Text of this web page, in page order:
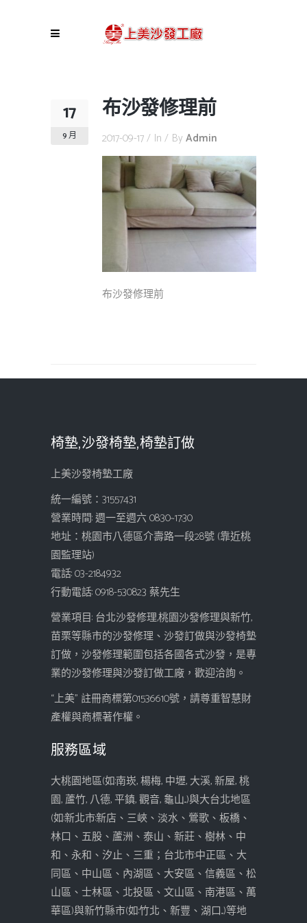
17
9 月
布沙發修理前
2017-09-17 In By Admin
布沙發修理前
椅墊,沙發椅墊,椅墊訂做
上美沙發椅墊工廠
統一編號：31557431
營業時間: 週一至週六 08:30~17:30
地址：桃園市八德區介壽路一段28號 (靠近桃
園監理站)
電話: 03-2184932
行動電話: 0918-530823 蔡先生
營業項目: 台北沙發修理,桃園沙發修理與新竹,
苗栗等縣市的沙發修理、沙發訂做與沙發椅墊
訂做，沙發修理範圍包括各國各式沙發，是專
業的沙發修理與沙發訂做工廠，歡迎洽詢。
“上美” 註冊商標第01536610號，請尊重智慧財
產權與商標著作權。
服務區域
大桃園地區(如:南崁, 楊梅, 中壢, 大溪, 新屋, 桃
園, 蘆竹, 八德, 平鎮, 觀音, 龜山...)與大台北地區
(如:新北市:新店、三峽、淡水、鶯歌、板橋、
林口、五股、蘆洲、泰山、新莊、樹林、中
和、永和、汐止、三重；台北市:中正區、大
同區、中山區、內湖區、大安區、信義區、松
山區、士林區、北投區、文山區、南港區、萬
華區)與新竹縣市(如:竹北、新豐、湖口...)等地